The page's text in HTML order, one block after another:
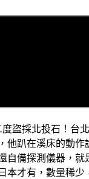
盜採北投石！台
他趴在溪床的動作
自備探測儀器，就